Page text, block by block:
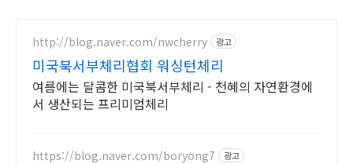
http://blog.naver.com/nwcherry 광고
미국북서부체리협회 워싱턴체리
여름에는 달콤한 미국북서부체리 - 천혜의 자연환경에
서 생산되는 프리미엄체리
https://blog.naver.com/boryong7 광고